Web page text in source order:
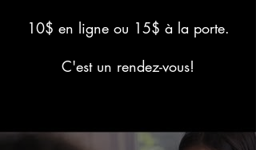
10$ en ligne ou 15$ à la porte.
C'est un rendez-vous!